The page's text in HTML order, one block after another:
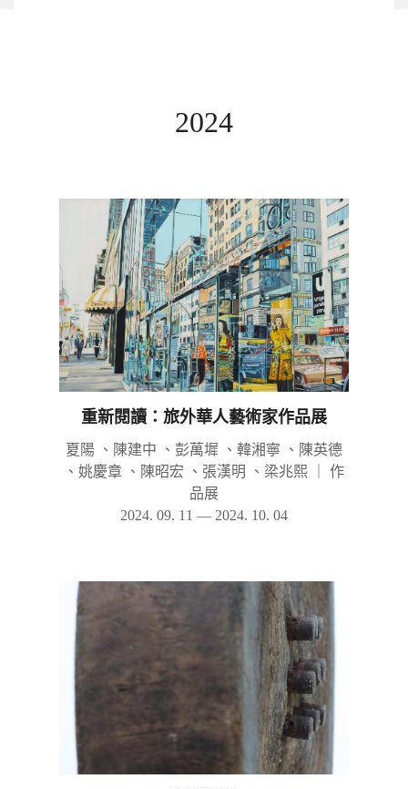
2024
重新閱讀：旅外華人藝術家作品展
夏陽 、陳建中 、彭萬墀 、韓湘寧 、陳英德
、姚慶章 、陳昭宏 、張漢明 、梁兆熙
作
品展
2024. 09. 11 — 2024. 10. 04